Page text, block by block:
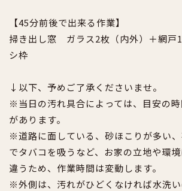
【45分前後で出来る作業】
掃き出し窓 ガラス2枚（内外）＋網戸
シ枠
↓以下、予めご了承くださいませ。
※当日の汚れ具合によっては、目安の
があります。
※道路に面している、砂ほこりが多い
でタバコを吸うなど、お家の立地や環
違うため、作業時間は変動します。
※外側は、汚れがひどくなければ水洗